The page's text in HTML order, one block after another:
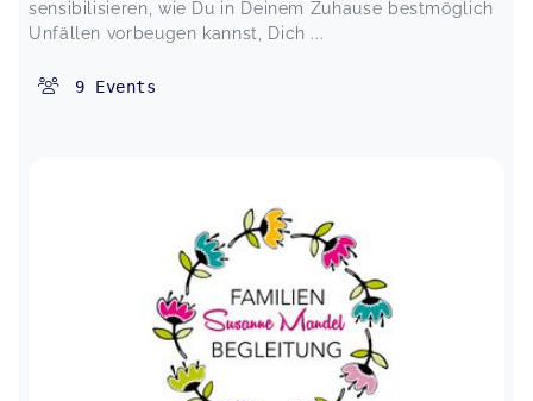
sensibilisieren, wie Du in Deinem Zuhause bestmöglich
Unfällen vorbeugen kannst, Dich ...
9 Events